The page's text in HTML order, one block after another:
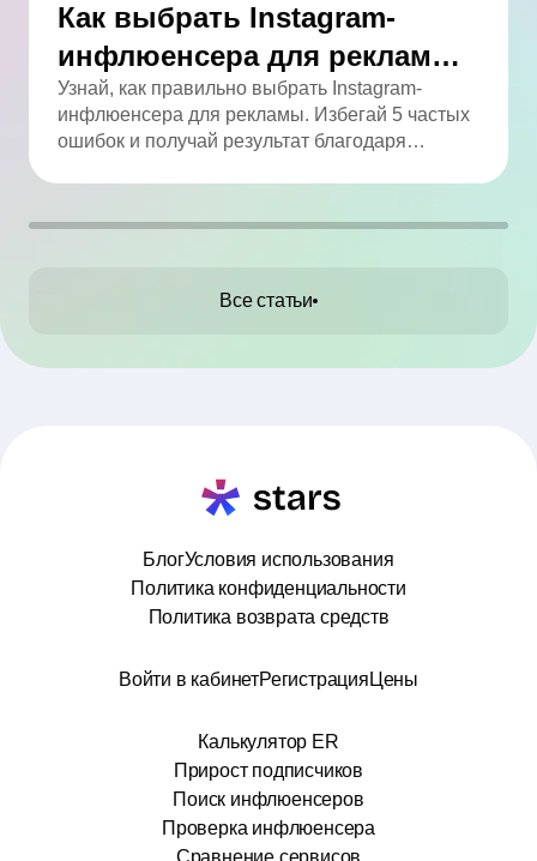
Как выбрать Instagram-
инфлюенсера для рекламы:
5 ошибок, которых легко
избежать
Узнай, как правильно выбрать Instagram-
инфлюенсера для рекламы. Избегай 5 частых
ошибок и получай результат благодаря
Все статьи
БлогУсловия использования
Политика конфиденциальности
Политика возврата средств
Войти в кабинетРегистрация Цены
Калькулятор ER
Прирост подписчиков
Поиск инфлюенсеров
Проверка инфлюенсера
Сравнение сервисов